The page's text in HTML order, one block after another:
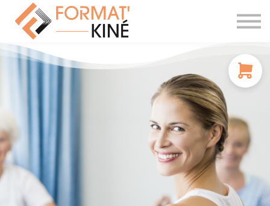
À PROPOS
CONTACT
SE CONNECTER